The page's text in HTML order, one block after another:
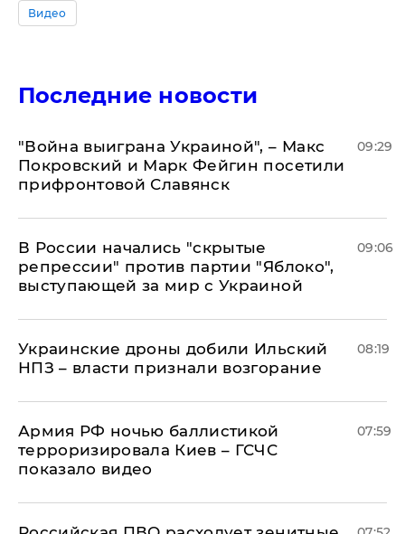
Видео
Последние новости
"Война выиграна Украиной", – Макс
Покровский и Марк Фейгин посетили
прифронтовой Славянск
09:29
В России начались "скрытые
репрессии" против партии "Яблоко",
выступающей за мир с Украиной
09:06
Украинские дроны добили Ильский
НПЗ – власти признали возгорание
08:19
Армия РФ ночью баллистикой
терроризировала Киев – ГСЧС
показало видео
07:59